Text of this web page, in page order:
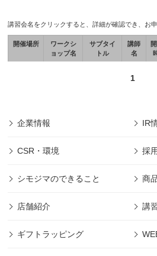
講習会名をクリックすると、詳細が確認でき、お
開催場所
ワークシ
ョップ名
サブタイ
トル
講師
名
1
企業情報 IR
CSR・環境 採
シモジマのできること 商
店舗紹介 講
ギフトラッピング